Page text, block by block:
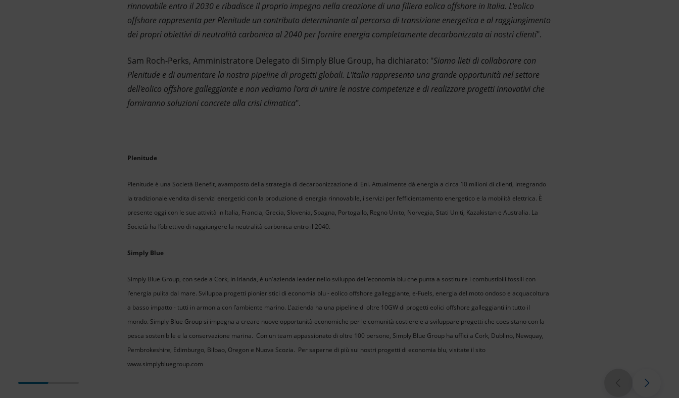
rinnovabile entro il 2030 e ribadisce il proprio impegno nella creazione di una filiera eolica offshore in Italia. L'eolico
offshore rappresenta per Plenitude un contributo determinante al percorso di transizione energetica e al raggiungimento
dei propri obiettivi di neutralità carbonica al 2040 per fornire energia completamente decarbonizzata ai nostri clienti".
Sam Roch-Perks, Amministratore Delegato di Simply Blue Group, ha dichiarato: "Siamo lieti di collaborare con
Plenitude e di aumentare la nostra pipeline di progetti globali. L'Italia rappresenta una grande opportunità nel settore
dell'eolico offshore galleggiante e non vediamo l'ora di unire le nostre competenze e di realizzare progetti innovativi che
forniranno soluzioni concrete alla crisi climatica".
Plenitude
Plenitude è una Società Benefit, avamposto della strategia di decarbonizzazione di Eni. Attualmente dà energia a circa 10 milioni di clienti, integrando
la tradizionale vendita di servizi energetici con la produzione di energia rinnovabile, i servizi per l’efficientamento energetico e la mobilità elettrica. È
presente oggi con le sue attività in Italia, Francia, Grecia, Slovenia, Spagna, Portogallo, Regno Unito, Norvegia, Stati Uniti, Kazakistan e Australia. La
Società ha l’obiettivo di raggiungere la neutralità carbonica entro il 2040.
Simply Blue
Simply Blue Group, con sede a Cork, in Irlanda, è un'azienda leader nello sviluppo dell'economia blu che punta a sostituire i combustibili fossili con
l'energia pulita dal mare. Sviluppa progetti pionieristici di economia blu - eolico offshore galleggiante, e-Fuels, energia del moto ondoso e acquacoltura
a basso impatto - tutti in armonia con l’ambiente marino. L'azienda ha una pipeline di oltre 10GW di progetti eolici offshore galleggianti in tutto il
mondo. Simply Blue Group si impegna a creare nuove opportunità economiche per le comunità costiere e a sviluppare progetti che coesistano con la
pesca sostenibile e la conservazione marina. Con un team appassionato di oltre 100 persone, Simply Blue Group ha uffici a Cork, Dublino, Newquay,
Pembrokeshire, Edimburgo, Bilbao, Oregon e Nuova Scozia. Per saperne di più sui nostri progetti di economia blu, visitate il sito
www.simplybluegroup.com